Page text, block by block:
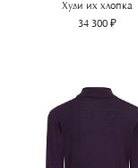
Худи их хлопка
34 300 ₽